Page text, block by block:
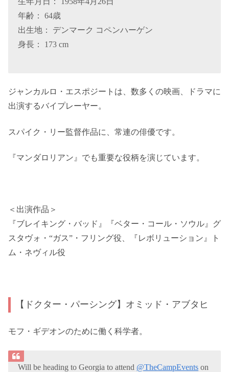
年齢： 64歳
出生地： デンマーク コペンハーゲン
身長： 173 cm
ジャンカルロ・エスポジートは、数多くの映画、ドラマに
出演するバイプレーヤー。
スパイク・リー監督作品に、常連の俳優です。
『マンダロリアン』でも重要な役柄を演じています。
＜出演作品＞
『ブレイキング・バッド』『ベター・コール・ソウル』グ
スタヴォ・“ガス”・フリング役、『レボリューション』ト
ム・ネヴィル役
【ドクター・パーシング】オミッド・アブタヒ
モフ・ギデオンのために働く科学者。
Will be heading to Georgia to attend @TheCampEvents on